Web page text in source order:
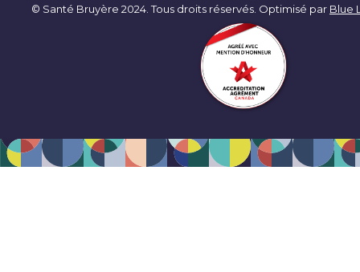
© Santé Bruyère 2024. Tous droits réservés. Optimisé par Blue